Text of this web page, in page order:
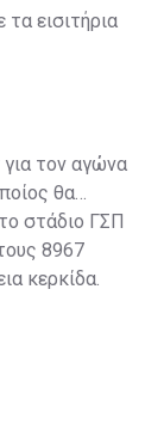
εισιτήρια
για τον αγώνα
θα
στάδιο ΓΣΠ
8967
κερκίδα.